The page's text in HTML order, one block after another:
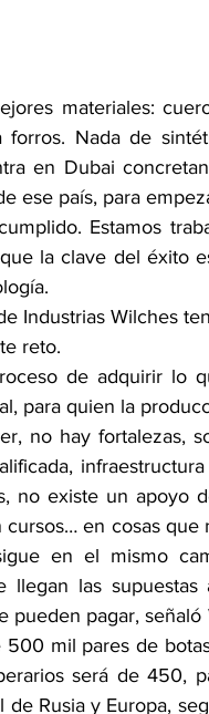
materiales:
forros. Nada de
en Dubai
ese país, para
Estamos
la clave del éxito
Industrias Wilches
reto.
de adquirir lo
para quien la
no hay fortalezas,
no existe un apoyo
cursos… en cosas
en el mismo
llegan las
pueden pagar,
mil pares de
será de 450,
de Rusia y Europa,